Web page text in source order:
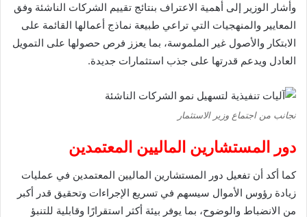
وأشار الوزير إلى أهمية الاعتراف بنتائج تقييم الشركات الناشئة وفق
المعايير والمنهجيات التي تراعي طبيعة نماذج أعمالها القائمة على
الابتكار والأصول غير الملموسة، بما يعزز فرص حصولها على التمويل
العادل ويدعم قدرتها على جذب استثمارات جديدة.
نجانب من اجتماع وزير الاستثمار
دور المستشارين الماليين المعتمدين
كما أكد أن تفعيل دور المستشارين الماليين المعتمدين في عمليات
زيادة رؤوس الأموال سيسهم في تسريع الإجراءات وتحقيق قدر أكبر
من الانضباط والوضوح، بما يوفر بيئة أكثر استقرارًا وقابلية للتنبؤ